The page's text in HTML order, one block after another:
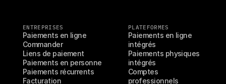
ENTREPRISES
Paiements en ligne
Commander
Liens de paiement
Paiements en personne
Paiements récurrents
Facturation
PLATEFORMES
Paiements en ligne
intégrés
Paiements physiques
intégrés
Comptes
professionnels